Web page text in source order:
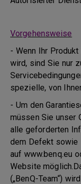
Vorgehensweise
- Wenn Ihr
wird, sind Sie nur
spezielle, von
- Um den
müssen Sie unser
alle geforderten
dem Defekt sowie
auf www.benq.eu
Website
(„BenQ-Team“)